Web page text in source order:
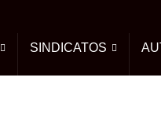
SINDICATOS